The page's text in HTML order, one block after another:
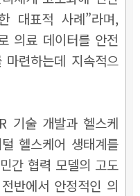
대표적 사례”라며,
의료 데이터를 안전
련하는데 지속적으
기술 개발과 헬스케
헬스케어 생태계를
간 협력 모델의 고도
반에서 안정적인 의